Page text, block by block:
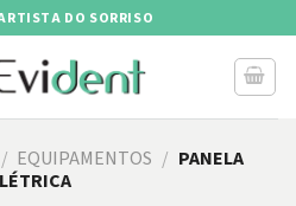
DO SORRISO
/ EQUIPAMENTOS / PANELA